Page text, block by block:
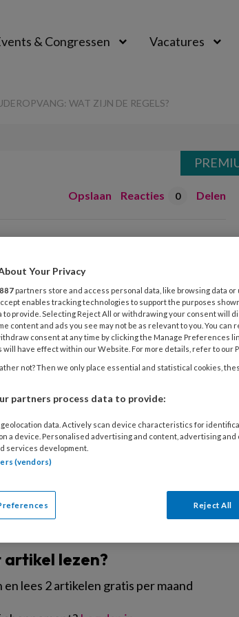
& Congressen Vacatures
WAT ZIJN DE REGELS?
Opslaan Reacties 0 Delen
wat zijn de
volop van genieten! Lekker
tuin is een populaire
warm is. Maar aan welke
houden als gastouder?
(KNGO) geeft uitleg.
lezen?
lees 2 artikelen gratis per maand
Your Privacy
887 partners store and access personal data, like browsing data
enables tracking technologies to support the purposes
to provide. Selecting Reject All or withdrawing your consent will
content and ads you see may not be as relevant to you. You
consent at any time by clicking the Manage Preferences
will have effect within our Website. For more details, refer to our
not? Then we only place essential and statistical cookies,
partners process data to provide:
data. Actively scan device characteristics for
a device. Personalised advertising and content, advertising
services development.
(vendors)
Reject All